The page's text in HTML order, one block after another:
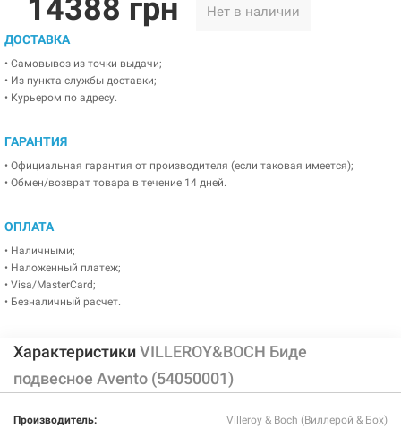
14388 грн Нет в наличии
ДОСТАВКА
• Самовывоз из точки выдачи;
• Из пункта службы доставки;
• Курьером по адресу.
ГАРАНТИЯ
• Официальная гарантия от производителя (если таковая имеется);
• Обмен/возврат товара в течение 14 дней.
ОПЛАТА
• Наличными;
• Наложенный платеж;
• Visa/MasterCard;
• Безналичный расчет.
ХарактеристикиVILLEROY&BOCH Биде
подвесное Avento (54050001)
Производитель: Villeroy & Boch (Виллерой & Бох)